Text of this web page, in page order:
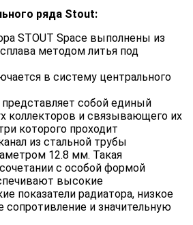
ряда Stout:
STOUT Space выполнены из
методом литья под
в систему центрального
собой единый
коллекторов и связывающего их
которого проходит
из стальной трубы
12.8 мм. Такая
с особой формой
высокие
показатели радиатора, низкое
сопротивление и значительную